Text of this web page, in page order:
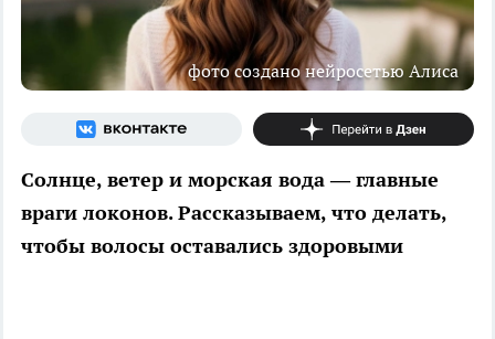
фото создано нейросетью Алиса
Солнце, ветер и морская вода — главные
враги локонов. Рассказываем, что делать,
чтобы волосы оставались здоровыми